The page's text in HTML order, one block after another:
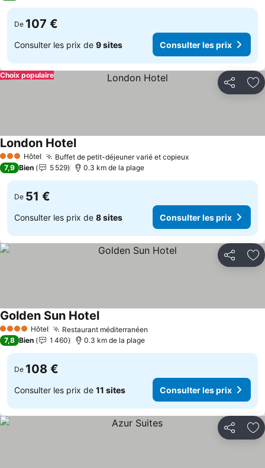
De 107 €
Consulter les prix de 9 sites Consulter les prix
Partager
Choix populaire
3 ÉtoilesHôtel Buffet de petit-déjeuner varié et copieux
London Hotel
7,9 Bien 5 529 0.3 km de la plage
De 51 €
Consulter les prix de 8 sites Consulter les prix
Partager
4 Étoiles Hôtel Restaurant méditerranéen
Golden Sun Hotel
7,8 Bien 1 460 0.3 km de la plage
De 108 €
Consulter les prix de 11 sites Consulter les prix
Partager